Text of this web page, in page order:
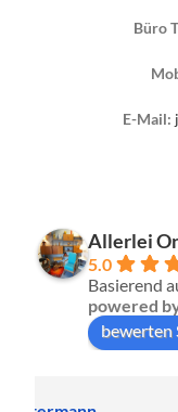
Büro
E-Mail:
Allerlei
5.0
Basierend
powered
bewerten